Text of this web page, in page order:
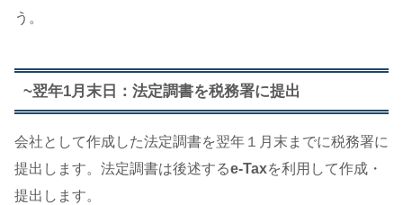
う。
~翌年1月末日：法定調書を税務署に提出
会社として作成した法定調書を翌年１月末までに税務署に
提出します。法定調書は後述するe-Taxを利用して作成・
提出します。